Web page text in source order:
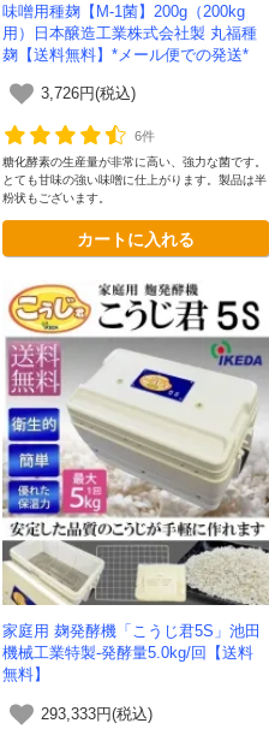
味噌用種麹【M-1菌】200g（200kg
用）日本醸造工業株式会社製 丸福種
麹【送料無料】*メール便での発送*
3,726円(税込)
6件
糖化酵素の生産量が非常に高い、強力な菌です。
とても甘味の強い味噌に仕上がります。製品は半
粉状もございます。
カートに入れる
家庭用 麹発酵機「こうじ君5S」池田
機械工業特製-発酵量5.0kg/回【送料
無料】
293,333円(税込)